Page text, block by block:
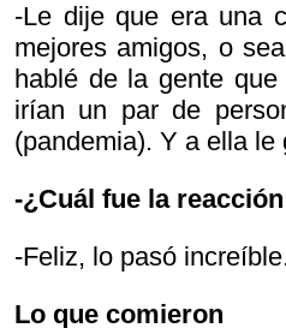
-Le dije que era una
mejores amigos, o
hablé de la gente
irían un par de
(pandemia). Y a ella le
-¿Cuál fue la
-Feliz, lo pasó
Lo que comieron